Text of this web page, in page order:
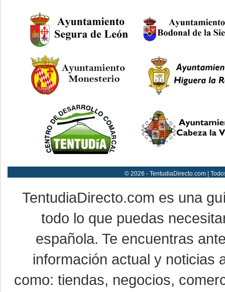
© 2026 - TentudiaDirecto.com |
TentudiaDirecto.com es una
todo lo que puedas
española. Te encuentras
información actual y noticias
como: tiendas, negocios,